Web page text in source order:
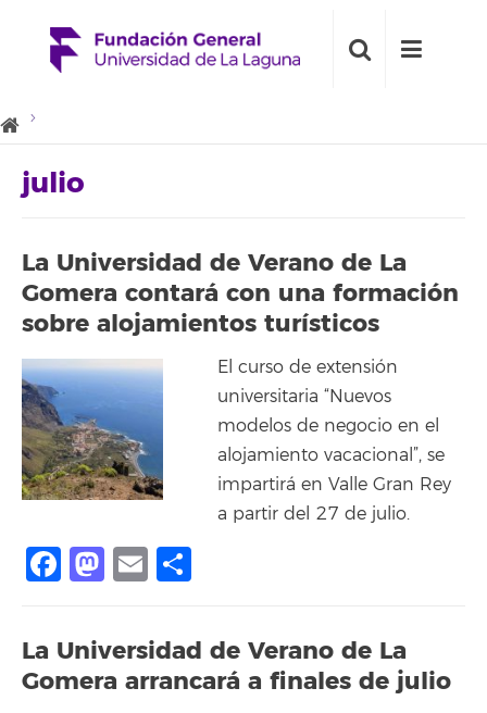
julio
La Universidad de Verano de La
Gomera contará con una formación
sobre alojamientos turísticos
El curso de extensión
universitaria “Nuevos
modelos de negocio en el
alojamiento vacacional”, se
impartirá en Valle Gran Rey
a partir del 27 de julio.
Facebook
Mastodon
Email
La Universidad de Verano de La
Gomera arrancará a finales de julio